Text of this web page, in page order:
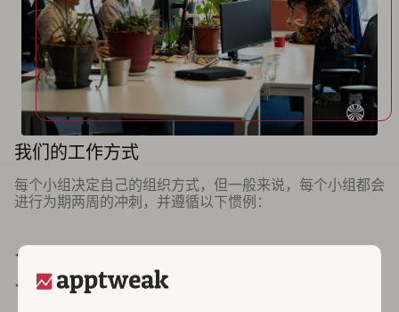
我们的工作方式
每个小组决定自己的组织方式，但一般来说，每个小组都会
进行为期两周的冲刺，并遵循以下惯例：
冲刺计划和回顾会议，用于开始和结束每个冲刺。